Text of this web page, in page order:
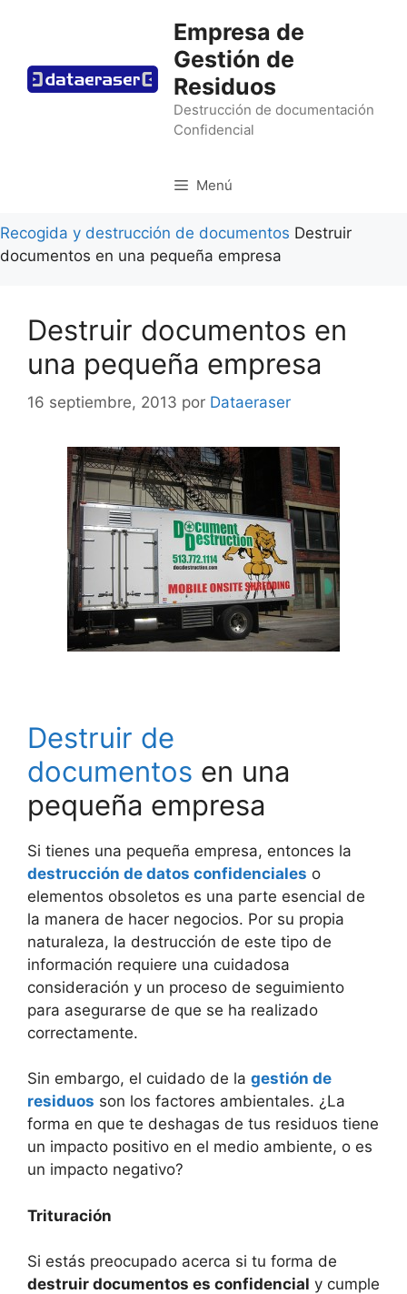
Empresa de
Gestión de
Residuos
Destrucción de documentación
Confidencial
Menú
Recogida y destrucción de documentos Destruir
documentos en una pequeña empresa
Destruir documentos en
una pequeña empresa
16 septiembre, 2013 por Dataeraser
Destruir de
documentos en una
pequeña empresa
Si tienes una pequeña empresa, entonces la
destrucción de datos confidenciales o
elementos obsoletos es una parte esencial de
la manera de hacer negocios. Por su propia
naturaleza, la destrucción de este tipo de
información requiere una cuidadosa
consideración y un proceso de seguimiento
para asegurarse de que se ha realizado
correctamente.
Sin embargo, el cuidado de la gestión de
residuos son los factores ambientales. ¿La
forma en que te deshagas de tus residuos tiene
un impacto positivo en el medio ambiente, o es
un impacto negativo?
Trituración
Si estás preocupado acerca si tu forma de
destruir documentos es confidencial y cumple